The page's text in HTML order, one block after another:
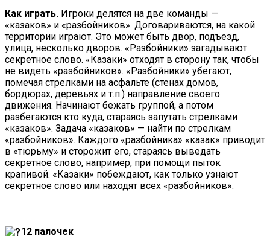
Как играть. Игроки делятся на две команды —
«казаков» и «разбойников». Договариваются, на какой
территории играют. Это может быть двор, подъезд,
улица, несколько дворов. «Разбойники» загадывают
секретное слово. «Казаки» отходят в сторону так, чтобы
не видеть «разбойников». «Разбойники» убегают,
помечая стрелками на асфальте (стенах домов,
бордюрах, деревьях и т.п.) направление своего
движения. Начинают бежать группой, а потом
разбегаются кто куда, стараясь запутать стрелками
«казаков». Задача «казаков» — найти по стрелкам
«разбойников». Каждого «разбойника» «казак» приводит
в «тюрьму» и сторожит его, стараясь выведать
секретное слово, например, при помощи пыток
крапивой. «Казаки» побеждают, как только узнают
секретное слово или находят всех «разбойников».
12 палочек